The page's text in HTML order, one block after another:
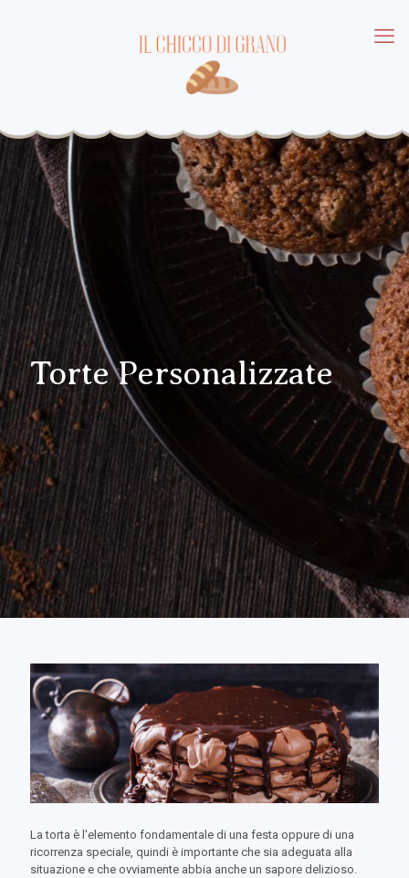
Torte Personalizzate
La torta è l'elemento fondamentale di una festa oppure di una
ricorrenza speciale, quindi è importante che sia adeguata alla
situazione e che ovviamente abbia anche un sapore delizioso.